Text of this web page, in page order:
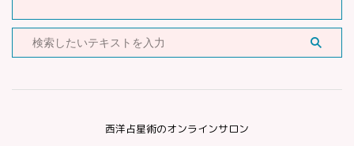
西洋占星術のオンラインサロン